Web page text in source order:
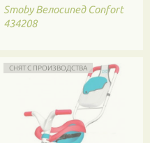
Smoby Велосипед Confort
434208
СНЯТ С ПРОИЗВОДСТВА